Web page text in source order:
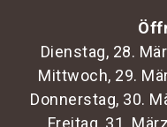
Dienstag, 28.
Mittwoch, 29.
Donnerstag, 30.
Freitag, 31.